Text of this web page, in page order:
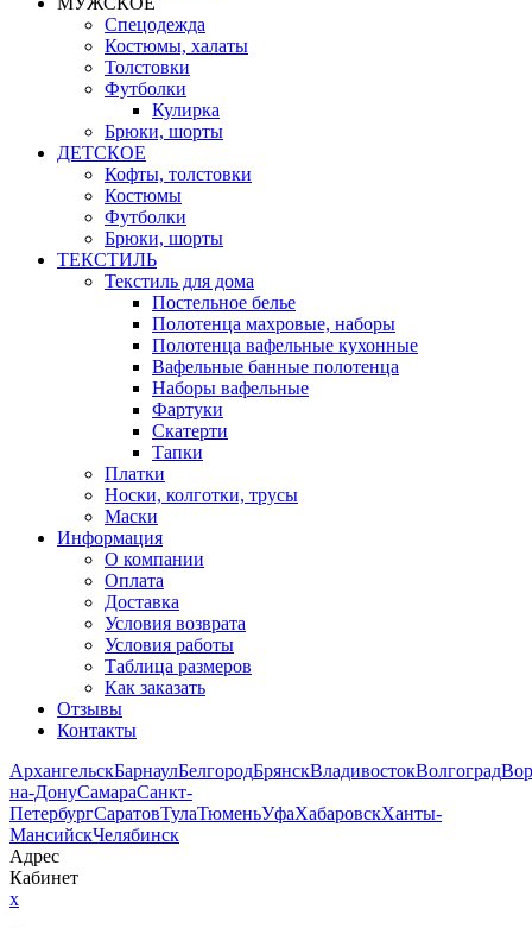
Спецодежда
Костюмы, халаты
Толстовки
Футболки
Кулирка
Брюки, шорты
ДЕТСКОЕ
Кофты, толстовки
Костюмы
Футболки
Брюки, шорты
ТЕКСТИЛЬ
Текстиль для дома
Постельное белье
Полотенца махровые, наборы
Полотенца вафельные кухонные
Вафельные банные полотенца
Наборы вафельные
Фартуки
Скатерти
Тапки
Платки
Носки, колготки, трусы
Маски
Информация
О компании
Оплата
Доставка
Условия возврата
Условия работы
Таблица размеров
Как заказать
Отзывы
Контакты
АрхангельскБарнаулБелгородБрянскВладивостокВолгоград
на-ДонуСамараСанкт-
ПетербургСаратовТулаТюменьУфаХабаровскХанты-
МансийскЧелябинск
Адрес
Кабинет
x